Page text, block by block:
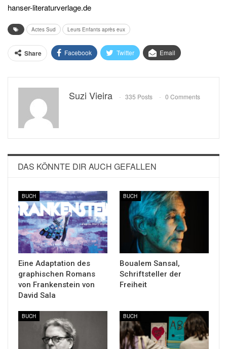
hanser-literaturverlage.de
Actes Sud Leurs Enfants après eux
Share Facebook Twitter Email
Suzi Vieira 335 Posts 0 Comments
DAS KÖNNTE DIR AUCH GEFALLEN
BUCH
Eine Adaptation des
graphischen Romans
von Frankenstein von
David Sala
BUCH
Boualem Sansal,
Schriftsteller der
Freiheit
BUCH BUCH